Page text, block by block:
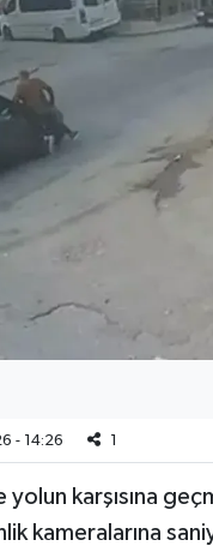
- 14:26 1
yolun karşısına
kameralarına